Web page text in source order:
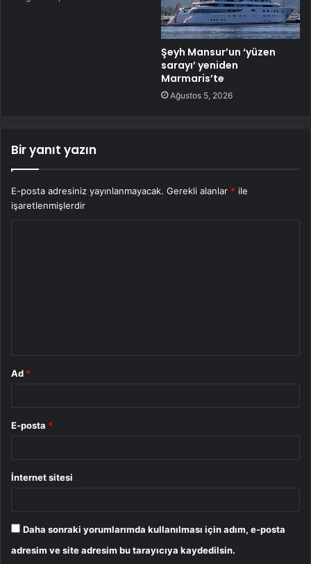
Şeyh Mansur’un ‘yüzen
sarayı’ yeniden
Marmaris’te
Ağustos 5, 2026
Bir yanıt yazın
E-posta adresiniz yayınlanmayacak. Gerekli alanlar * ile
işaretlenmişlerdir
Ad *
E-posta *
İnternet sitesi
Daha sonraki yorumlarımda kullanılması için adım, e-posta
adresim ve site adresim bu tarayıcıya kaydedilsin.